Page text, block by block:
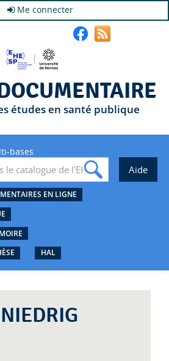
Me connecter
études en santé publique
bases
EN LIGNE
HAL
M. NIEDRIG